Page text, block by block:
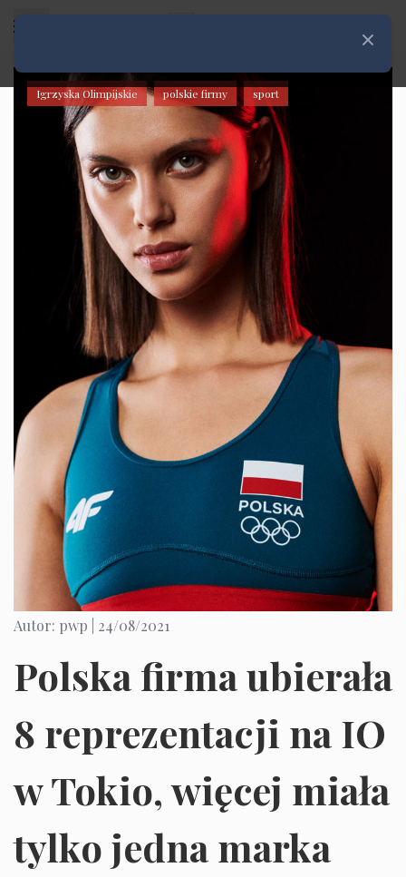
Igrzyska Olimpijskie polskie firmy sport
Autor: pwp | 24/08/2021
Polska firma ubierała
8 reprezentacji na IO
w Tokio, więcej miała
tylko jedna marka
Zamknij